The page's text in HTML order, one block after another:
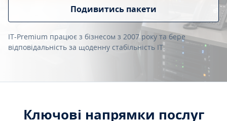
Подивитись пакети
IT-Premium працює з бізнесом з 2007 року та бере
відповідальність за щоденну стабільність IT.
Ключові напрямки послуг